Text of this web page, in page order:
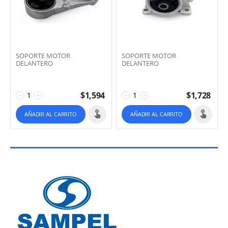
SOPORTE MOTOR
DELANTERO
+
− $1,594
AÑADIR AL CARRITO
SOPORTE MOTOR
DELANTERO
+
− $1,728
AÑADIR AL CARRITO